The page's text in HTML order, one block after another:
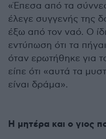
«Έπεσα από τα
έλεγε συγγενής της
έξω από τον ναό. Ο
εντύπωση ότι τα
όταν ερωτήθηκε για
είπε ότι «αυτά τα
είναι δράμα».
Η μητέρα και ο γιος